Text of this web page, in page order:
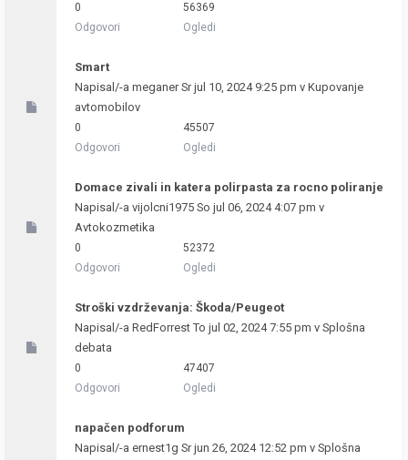
0
Odgovori
56369
Ogledi
Smart
Napisal/-a meganerSr jul 10, 2024 9:25 pm v Kupovanje
avtomobilov
0
Odgovori
45507
Ogledi
Domace zivali in katera polirpasta za rocno poliranje
Napisal/-a vijolcni1975 So jul 06, 2024 4:07 pm v
Avtokozmetika
0
Odgovori
52372
Ogledi
Stroški vzdrževanja: Škoda/Peugeot
Napisal/-a RedForrestTo jul 02, 2024 7:55 pm v Splošna
debata
0
Odgovori
47407
Ogledi
napačen podforum
Napisal/-a ernest1g Sr jun 26, 2024 12:52 pm v Splošna